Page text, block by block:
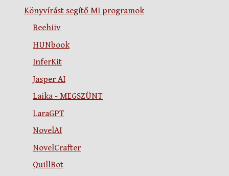
Könyvírást segítő MI programok
Beehiiv
HUNbook
InferKit
Jasper AI
Laika - MEGSZÜNT
LaraGPT
NovelAI
NovelCrafter
QuillBot